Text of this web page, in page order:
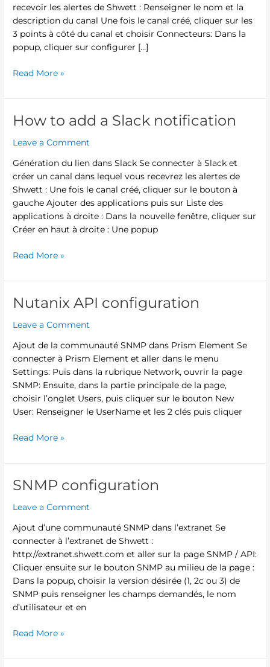
recevoir les alertes de Shwett : Renseigner le nom et la
description du canal Une fois le canal créé, cliquer sur les
3 points à côté du canal et choisir Connecteurs: Dans la
popup, cliquer sur configurer […]
Read More »
How to add a Slack notification
Leave a Comment
Génération du lien dans Slack Se connecter à Slack et
créer un canal dans lequel vous recevrez les alertes de
Shwett : Une fois le canal créé, cliquer sur le bouton à
gauche Ajouter des applications puis sur Liste des
applications à droite : Dans la nouvelle fenêtre, cliquer sur
Créer en haut à droite : Une popup
How
add
Slack
notification
Read More »
Nutanix API configuration
Leave a Comment
Ajout de la communauté SNMP dans Prism Element Se
connecter à Prism Element et aller dans le menu
Settings: Puis dans la rubrique Network, ouvrir la page
SNMP: Ensuite, dans la partie principale de la page,
choisir l’onglet Users, puis cliquer sur le bouton New
User: Renseigner le UserName et les 2 clés puis cliquer
Nutanix
configuration
Read More »
SNMP configuration
Leave a Comment
Ajout d’une communauté SNMP dans l’extranet Se
connecter à l’extranet de Shwett :
http://extranet.shwett.com et aller sur la page SNMP / API:
Cliquer ensuite sur le bouton SNMP au milieu de la page :
Dans la popup, choisir la version désirée (1, 2c ou 3) de
SNMP puis renseigner les champs demandés, le nom
d’utilisateur et en
SNMP
Read More »